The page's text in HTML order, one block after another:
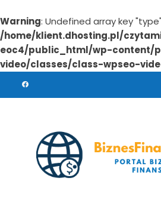
Warning: Undefined array key
/home/klient.dhosting.pl/
eoc4/public_html/wp-content/
video/classes/class-wpseo-